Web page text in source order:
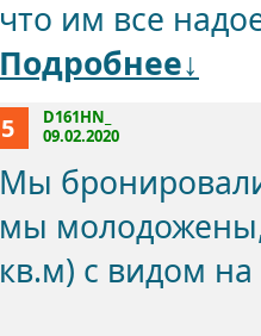
что им все
Подробнее↓
5
D161HN_
09.02.2020
Мы
мы
кв.м) с видом